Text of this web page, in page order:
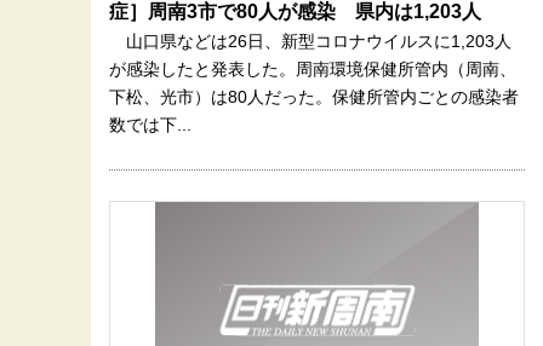
症］周南3市で80人が感染 県内は1,203人
山口県などは26日、新型コロナウイルスに1,203人
が感染したと発表した。周南環境保健所管内（周南、
下松、光市）は80人だった。保健所管内ごとの感染者
数では下...